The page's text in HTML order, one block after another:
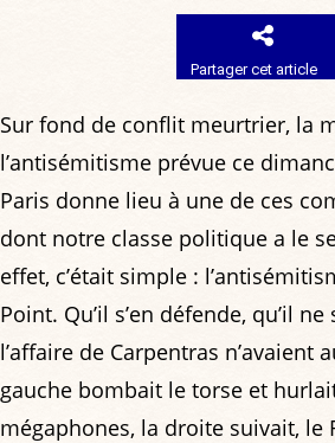
Partager cet article
Sur fond de conflit meurtrier, la
l’antisémitisme prévue ce
Paris donne lieu à une de ces
dont notre classe politique a le
effet, c’était simple :
Point. Qu’il s’en défende, qu’il
l’affaire de Carpentras n’avaient
gauche bombait le torse et
mégaphones, la droite suivait, le